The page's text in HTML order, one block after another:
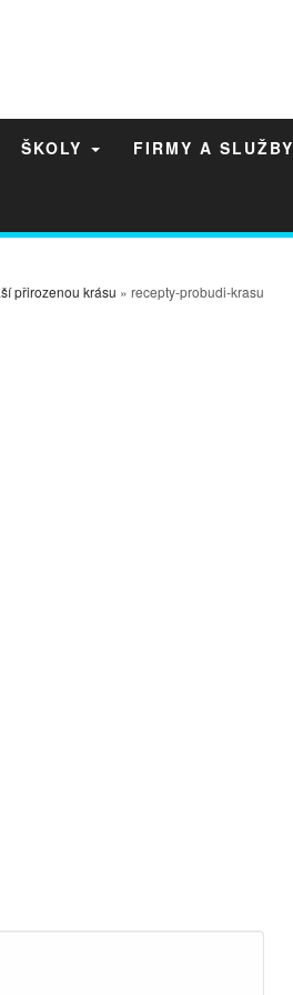
ŠKOLY FIRMY A SLUŽBY
přirozenou krásu » recepty-probudi-krasu